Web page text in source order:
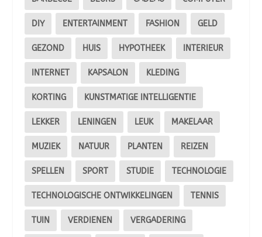
DIY ENTERTAINMENT FASHION GELD
GEZOND HUIS HYPOTHEEK INTERIEUR
INTERNET KAPSALON KLEDING
KORTING KUNSTMATIGE INTELLIGENTIE
LEKKER LENINGEN LEUK MAKELAAR
MUZIEK NATUUR PLANTEN REIZEN
SPELLEN SPORT STUDIE TECHNOLOGIE
TECHNOLOGISCHE ONTWIKKELINGEN TENNIS
TUIN VERDIENEN VERGADERING